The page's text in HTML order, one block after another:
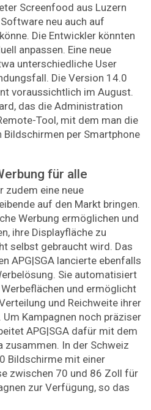
Screenfood aus Luzern
neu auch auf
Die Entwickler könnten
anpassen. Eine neue
unterschiedliche User
Die Version 14.0
voraussichtlich im August.
das die Administration
Tool, mit dem man die
per Smartphone
für alle
zudem eine neue
auf den Markt bringen.
Werbung ermöglichen und
ihre Displayfläche zu
selbst gebraucht wird. Das
APG|SGA lancierte ebenfalls
Sie automatisiert
und ermöglicht
und Reichweite ihrer
Kampagnen noch präziser
APG|SGA dafür mit dem
zusammen. In der Schweiz
Bildschirme mit einer
zwischen 70 und 86 Zoll für
zur Verfügung, so das